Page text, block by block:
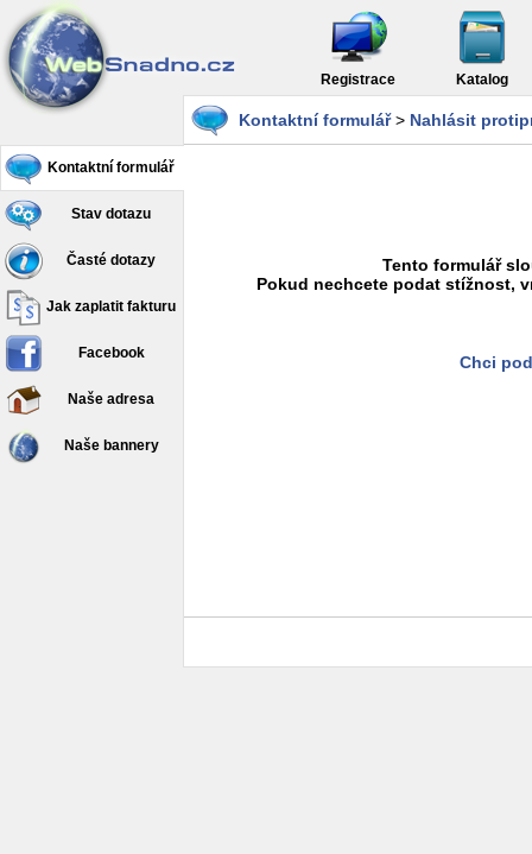
Registrace Katalog
Kontaktní formulář
Stav dotazu
Časté dotazy
Jak zaplatit fakturu
Facebook
Naše adresa
Naše bannery
Kontaktní formulář> Nahlásit
Tento formulář
Pokud nechcete podat stížnost,
Chci